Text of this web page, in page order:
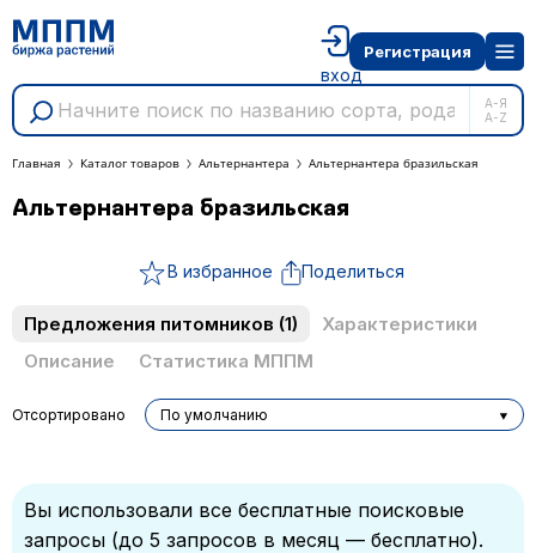
А-Я
A-Z
вход
Регистрация
Главная Каталог товаров Альтернантера Альтернантера бразильская
Альтернантера бразильская
В избранное Поделиться
Предложения питомников (1)
Характеристики
Описание
Статистика МППМ
Отсортировано По умолчанию
Вы использовали все бесплатные поисковые
запросы (до 5 запросов в месяц — бесплатно).